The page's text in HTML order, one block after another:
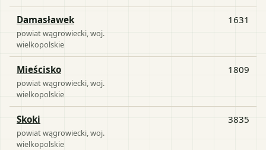
Damasławek
powiatwągrowiecki , woj.
wielkopolskie
1631
Mieścisko
powiatwągrowiecki , woj.
wielkopolskie
1809
Skoki
powiatwągrowiecki , woj.
wielkopolskie
3835